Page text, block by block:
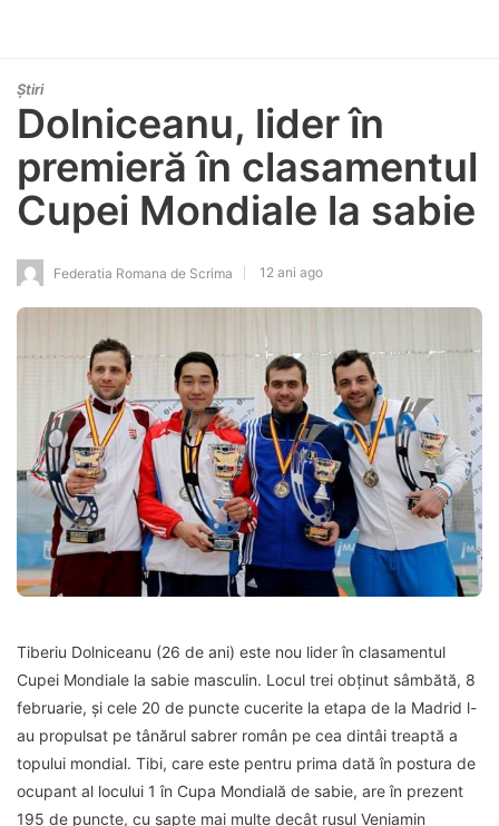
Știri
Dolniceanu, lider în
premieră în clasamentul
Cupei Mondiale la sabie
Federatia Romana de Scrima 12 ani ago
Tiberiu Dolniceanu (26 de ani) este nou lider în clasamentul
Cupei Mondiale la sabie masculin. Locul trei obţinut sâmbătă, 8
februarie, şi cele 20 de puncte cucerite la etapa de la Madrid l-
au propulsat pe tânărul sabrer român pe cea dintâi treaptă a
topului mondial. Tibi, care este pentru prima dată în postura de
ocupant al locului 1 în Cupa Mondială de sabie, are în prezent
195 de puncte, cu şapte mai multe decât rusul Veniamin